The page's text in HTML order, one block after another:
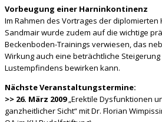
Vorbeugung einer Harninkontinenz
Im Rahmen des Vortrages der diplomierten
Sandmair wurde zudem auf die wichtige
Beckenboden-Trainings verwiesen, das
Wirkung auch eine beträchtliche
Lustempfindens bewirken kann.
Nächste Veranstaltungstermine:
>> 26. März 2009„Erektile Dysfunktionen
ganzheitlicher Sicht“ mit Dr. Florian